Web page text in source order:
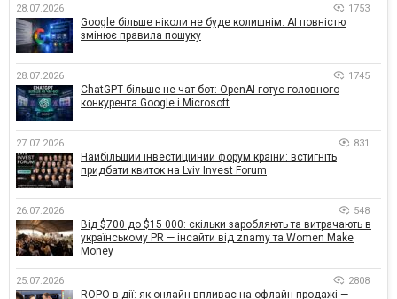
28.07.2026 1753
Google більше ніколи не буде колишнім: AI повністю
змінює правила пошуку
28.07.2026 1745
ChatGPT більше не чат-бот: OpenAI готує головного
конкурента Google і Microsoft
27.07.2026 831
Найбільший інвестиційний форум країни: встигніть
придбати квиток на Lviv Invest Forum
26.07.2026 548
Від $700 до $15 000: скільки заробляють та витрачають в
українському PR — інсайти від znamy та Women Make
Money
25.07.2026 2808
ROPO в дії: як онлайн впливає на офлайн-продажі —